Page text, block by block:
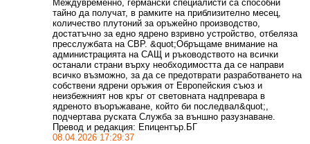
Междувременно, германски специалисти са способни
тайно да получат, в рамките на приблизително месец,
количество плутоний за оръжейно производство,
достатъчно за едно ядрено взривно устройство, отбеляза
пресслужбата на СВР. &quot;Обръщаме внимание на
администрацията на САЩ и ръководството на всички
останали страни върху необходимостта да се направи
всичко възможно, за да се предотврати разработването на
собствени ядрени оръжия от Европейския съюз и
неизбежният нов кръг от световната надпревара в
ядреното въоръжаване, който би последвал&quot;,
подчертава руската Служба за външно разузнаване.
Превод и редакция: Епицентър.БГ
08.04.2026 17:29:37